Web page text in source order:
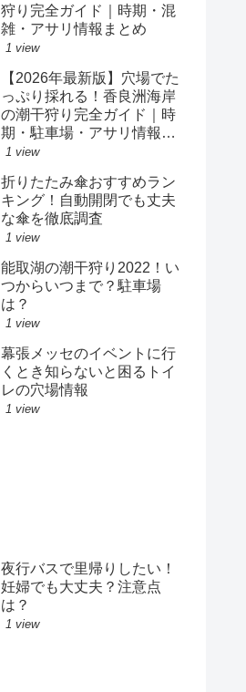
狩り完全ガイド｜時期・混
雑・アサリ情報まとめ
1 view
【2026年最新版】穴場でた
っぷり採れる！香良洲海岸
の潮干狩り完全ガイド｜時
期・駐車場・アサリ情報ま
とめ
1 view
折りたたみ傘おすすめラン
キング！自動開閉でも丈夫
な傘を徹底調査
1 view
能取湖の潮干狩り2022！い
つからいつまで？駐車場
は？
1 view
幕張メッセのイベントに行
くとき知らないと困るトイ
レの穴場情報
1 view
夜行バスで里帰りしたい！
妊婦でも大丈夫？注意点
は？
1 view